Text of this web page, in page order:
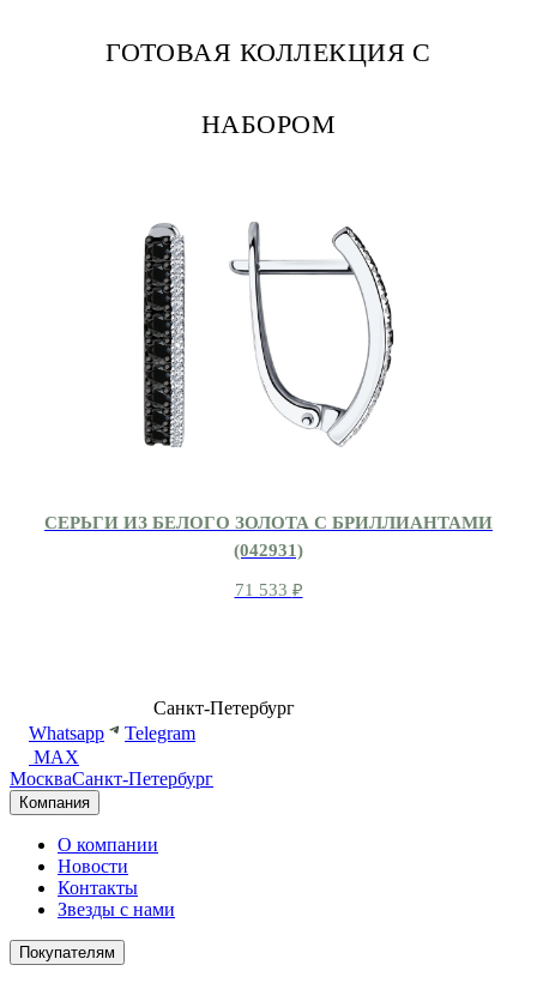
ГОТОВАЯ КОЛЛЕКЦИЯ С
НАБОРОМ
СЕРЬГИ ИЗ БЕЛОГО ЗОЛОТА С БРИЛЛИАНТАМИ
(042931)
71 533 ₽
Санкт-Петербург
Whatsapp
Telegram
MAX
МоскваСанкт-Петербург
Компания
О компании
Новости
Контакты
Звезды с нами
Покупателям